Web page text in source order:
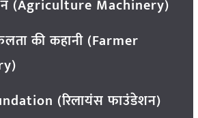
(Agriculture Machinery)
की कहानी (Farmer
(रिलायंस फाउंडेशन)